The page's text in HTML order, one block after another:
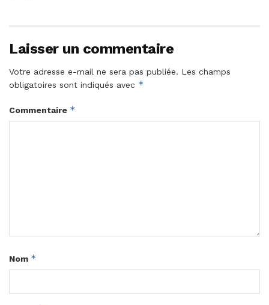
Laisser un commentaire
Votre adresse e-mail ne sera pas publiée. Les champs
obligatoires sont indiqués avec *
Commentaire *
Nom *